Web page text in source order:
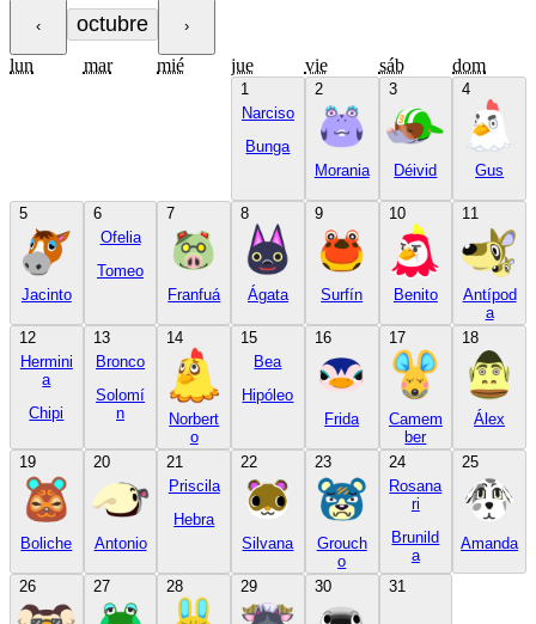
‹ octubre ›
lun mar mié jue vie sáb dom
1
Narciso
Bunga
2
Morania
3
Déivid
4
Gus
5
Jacinto
6
Ofelia
Tomeo
7
Franfuá
8
Ágata
9
Surfín
10
Benito
11
Antípod
a
12
Hermini
a
Chipi
13
Bronco
Solomí
n
14
Norbert
o
15
Bea
Hipóleo
16
Frida
17
Camem
ber
18
Álex
19
Boliche
20
Antonio
21
Priscila
Hebra
22
Silvana
23
Grouch
o
24
Rosana
ri
Brunild
a
25
Amanda
26 27 28 29 30 31